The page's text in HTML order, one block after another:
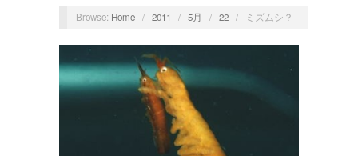
Browse: Home / 2011 / 5月 / 22 / ミズムシ？